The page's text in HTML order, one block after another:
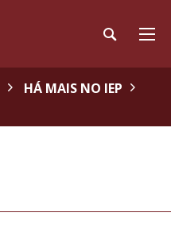
HÁ MAIS NO IEP